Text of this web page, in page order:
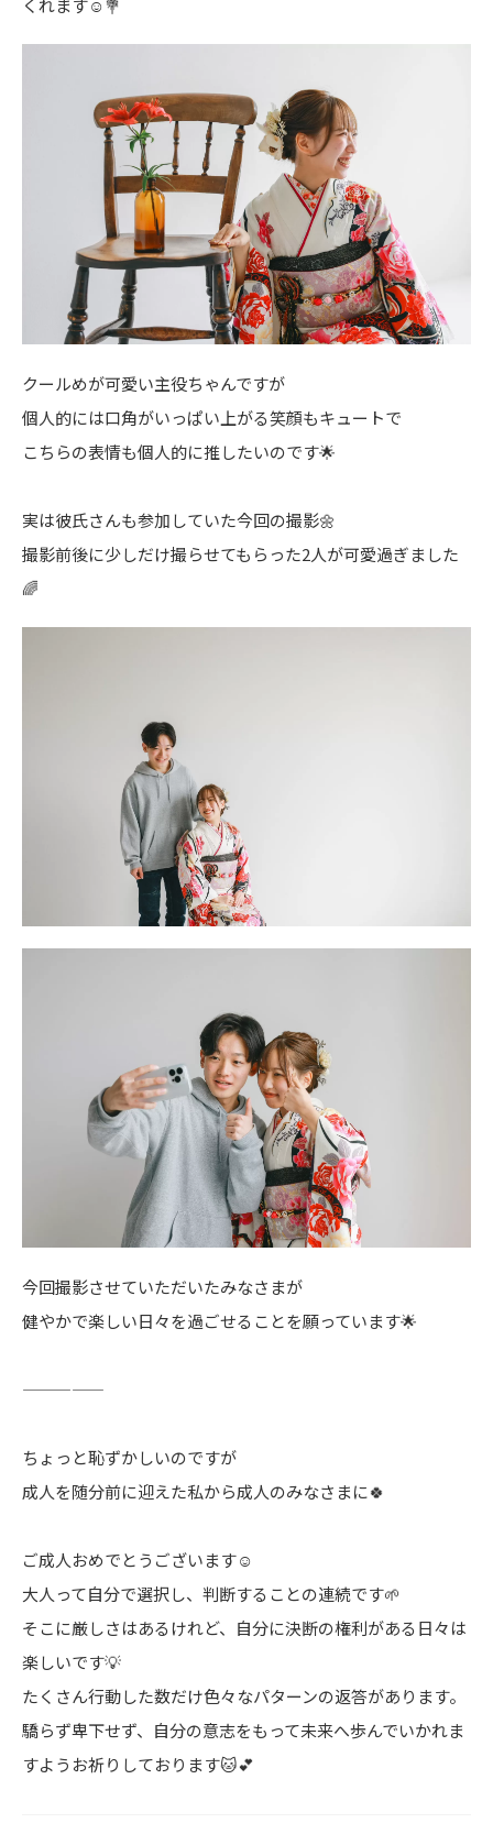
くれます☺️💐
クールめが可愛い主役ちゃんですが
個人的には口角がいっぱい上がる笑顔もキュートで
こちらの表情も個人的に推したいのです🌟
実は彼氏さんも参加していた今回の撮影🌼
撮影前後に少しだけ撮らせてもらった2人が可愛過ぎました
🌈
今回撮影させていただいたみなさまが
健やかで楽しい日々を過ごせることを願っています🌟
—————
ちょっと恥ずかしいのですが
成人を随分前に迎えた私から成人のみなさまに🍀
ご成人おめでとうございます☺️
大人って自分で選択し、判断することの連続です🌱
そこに厳しさはあるけれど、自分に決断の権利がある日々は
楽しいです💡
たくさん行動した数だけ色々なパターンの返答があります。
驕らず卑下せず、自分の意志をもって未来へ歩んでいかれま
すようお祈りしております🐱💕